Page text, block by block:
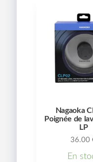
Nagaoka
Poignée de
LP
36.00
En